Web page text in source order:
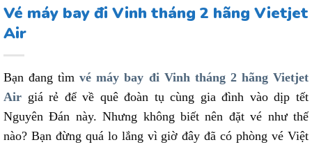
Vé máy bay đi Vinh tháng 2 hãng Vietjet
Air
Bạn đang tìmvé máy bay đi Vinh tháng 2 hãng Vietjet
Air giá rẻ để về quê đoàn tụ cùng gia đình vào dịp tết
Nguyên Đán này. Nhưng không biết nên đặt vé như thế
nào? Bạn đừng quá lo lắng vì giờ đây đã có phòng vé Việt